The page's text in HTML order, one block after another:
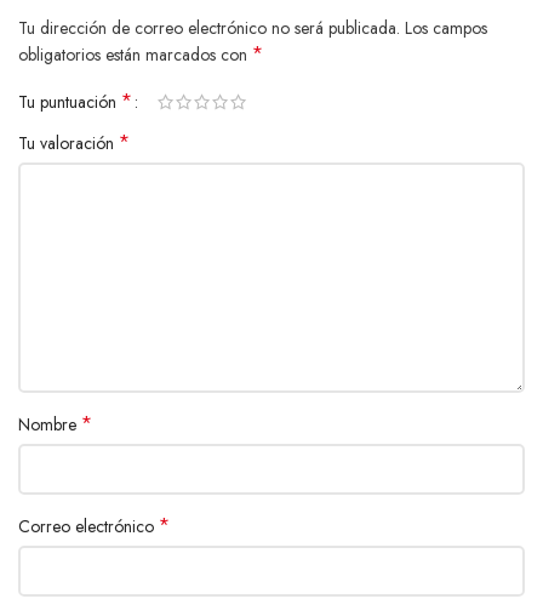
Tu dirección de correo electrónico no será publicada. Los campos
obligatorios están marcados con *
Tu puntuación *
Tu valoración *
Nombre *
Correo electrónico *